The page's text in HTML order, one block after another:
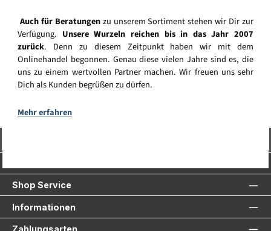
Auch für Beratungenzu unserem Sortiment stehen wir Dir zur
Verfügung. Unsere Wurzeln reichen bis in das Jahr 2007
zurück. Denn zu diesem Zeitpunkt haben wir mit dem
Onlinehandel begonnen. Genau diese vielen Jahre sind es, die
uns zu einem wertvollen Partner machen. Wir freuen uns sehr
Dich als Kunden begrüßen zu dürfen.
Mehr erfahren
Shop Service
Informationen
Zahlungsarten